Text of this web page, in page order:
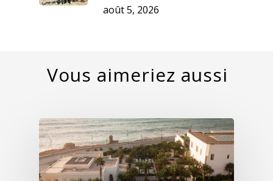
août 5, 2026